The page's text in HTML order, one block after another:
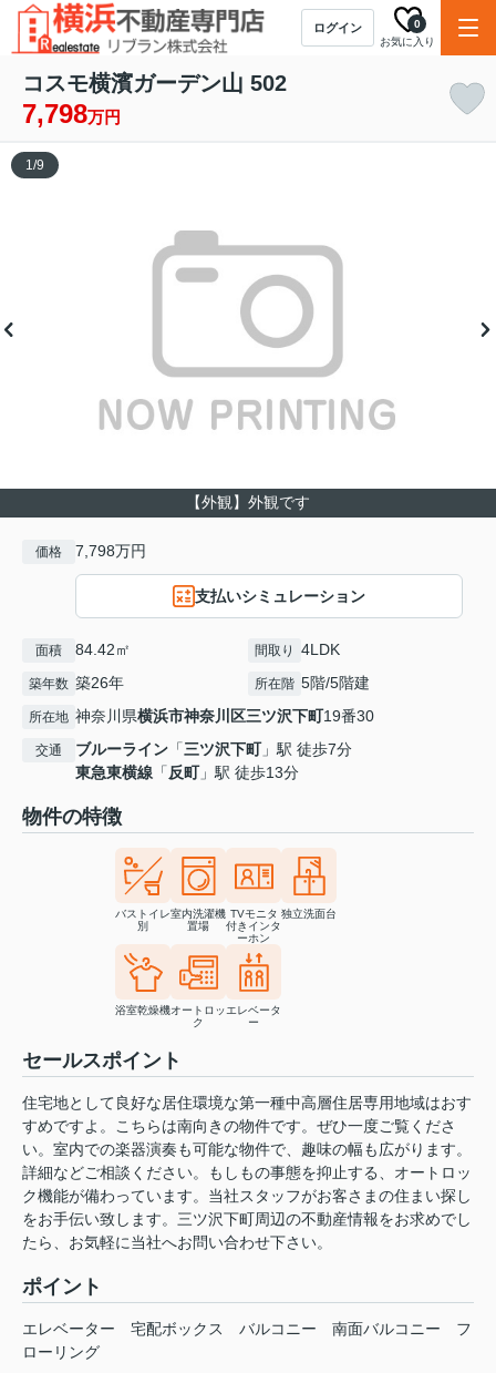
ログイン
お気に入り
0
コスモ横濱ガーデン山 502
7,798万円
【外観】外観です
1/9
価格 7,798万円
支払いシミュレーション
面積 84.42㎡ 間取り 4LDK
築年数 築26年 所在階 5階/5階建
所在地 神奈川県横浜市神奈川区三ツ沢下町19番30
交通 ブルーライン 「三ツ沢下町」駅 徒歩7分
東急東横線 「反町」駅 徒歩13分
物件の特徴
バストイレ
別
室内洗濯機
置場
TVモニタ
付きインタ
ーホン
独立洗面台
浴室乾燥機オートロッ
ク
エレベータ
ー
セールスポイント
住宅地として良好な居住環境な第一種中高層住居専用地域はおす
すめですよ。こちらは南向きの物件です。ぜひ一度ご覧くださ
い。室内での楽器演奏も可能な物件で、趣味の幅も広がります。
詳細などご相談ください。もしもの事態を抑止する、オートロッ
ク機能が備わっています。当社スタッフがお客さまの住まい探し
をお手伝い致します。三ツ沢下町周辺の不動産情報をお求めでし
たら、お気軽に当社へお問い合わせ下さい。
ポイント
エレベーター 宅配ボックス バルコニー 南面バルコニー
フ
ローリング